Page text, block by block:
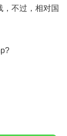
不过，相对国